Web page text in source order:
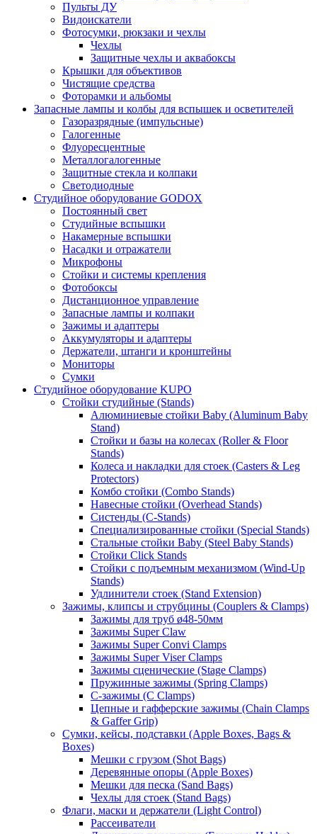
Пульты ДУ
Видоискатели
Фотосумки, рюкзаки и чехлы
Чехлы
Защитные чехлы и аквабоксы
Крышки для объективов
Чистящие средства
Фоторамки и альбомы
Запасные лампы и колбы для вспышек и осветителей
Газоразрядные (импульсные)
Галогенные
Флуоресцентные
Металлогалогенные
Защитные стекла и колпаки
Светодиодные
Студийное оборудование GODOX
Постоянный свет
Студийные вспышки
Накамерные вспышки
Насадки и отражатели
Микрофоны
Стойки и системы крепления
Фотобоксы
Дистанционное управление
Запасные лампы и колпаки
Зажимы и адаптеры
Аккумуляторы и адаптеры
Держатели, штанги и кронштейны
Мониторы
Сумки
Студийное оборудование KUPO
Стойки студийные (Stands)
Алюминиевые стойки Baby (Aluminum Baby
Stand)
Стойки и базы на колесах (Roller & Floor
Stands)
Колеса и накладки для стоек (Casters & Leg
Protectors)
Комбо стойки (Combo Stands)
Навесные стойки (Overhead Stands)
Систенды (C-Stands)
Специализированные стойки (Special Stands)
Стальные стойки Baby (Steel Baby Stands)
Стойки Click Stands
Стойки с подъемным механизмом (Wind-Up
Stands)
Удлинители стоек (Stand Extension)
Зажимы, клипсы и струбцины (Couplers & Clamps)
Зажимы для труб ø48-50мм
Зажимы Super Claw
Зажимы Super Convi Clamps
Зажимы Super Viser Clamps
Зажимы сценические (Stage Clamps)
Пружинные зажимы (Spring Clamps)
С-зажимы (C Clamps)
Цепные и гафферские зажимы (Chain Clamps
& Gaffer Grip)
Сумки, кейсы, подставки (Apple Boxes, Bags &
Boxes)
Мешки с грузом (Shot Bags)
Деревянные опоры (Apple Boxes)
Мешки для песка (Sand Bags)
Чехлы для стоек (Stand Bags)
Флаги, маски и держатели (Light Control)
Рассеиватели